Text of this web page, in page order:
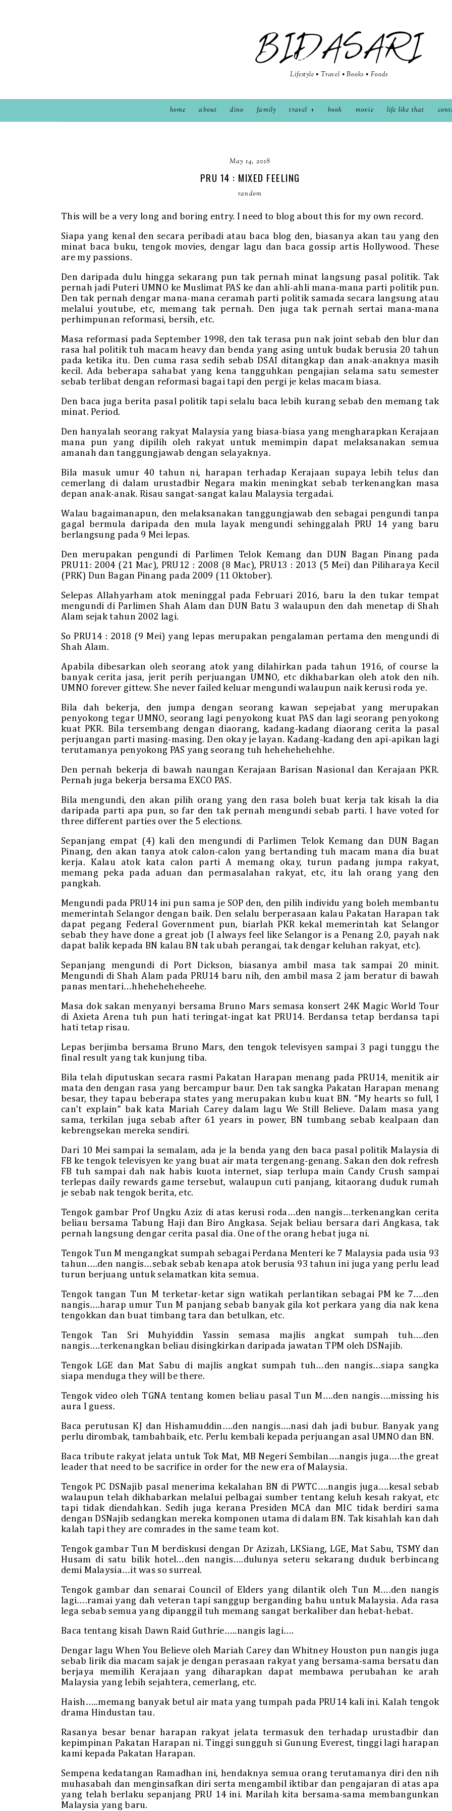
BIDASARI
Lifestyle • Travel • Books • Foods
home about dino family travel book movie life like that
May 14, 2018
PRU 14 : MIXED FEELING
random
This will be a very long and boring entry. I need to blog about this for my own record.
Siapa yang kenal den secara peribadi atau baca blog den, biasanya akan tau yang den
minat baca buku, tengok movies, dengar lagu dan baca gossip artis Hollywood. These
are my passions.
Den daripada dulu hingga sekarang pun tak pernah minat langsung pasal politik. Tak
pernah jadi Puteri UMNO ke Muslimat PAS ke dan ahli-ahli mana-mana parti politik pun.
Den tak pernah dengar mana-mana ceramah parti politik samada secara langsung atau
melalui youtube, etc, memang tak pernah. Den juga tak pernah sertai mana-mana
perhimpunan reformasi, bersih, etc.
Masa reformasi pada September 1998, den tak terasa pun nak joint sebab den blur dan
rasa hal politik tuh macam heavy dan benda yang asing untuk budak berusia 20 tahun
pada ketika itu. Den cuma rasa sedih sebab DSAI ditangkap dan anak-anaknya masih
kecil. Ada beberapa sahabat yang kena tangguhkan pengajian selama satu semester
sebab terlibat dengan reformasi bagai tapi den pergi je kelas macam biasa.
Den baca juga berita pasal politik tapi selalu baca lebih kurang sebab den memang tak
minat. Period.
Den hanyalah seorang rakyat Malaysia yang biasa-biasa yang mengharapkan Kerajaan
mana pun yang dipilih oleh rakyat untuk memimpin dapat melaksanakan semua
amanah dan tanggungjawab dengan selayaknya.
Bila masuk umur 40 tahun ni, harapan terhadap Kerajaan supaya lebih telus dan
cemerlang di dalam urustadbir Negara makin meningkat sebab terkenangkan masa
depan anak-anak. Risau sangat-sangat kalau Malaysia tergadai.
Walau bagaimanapun, den melaksanakan tanggungjawab den sebagai pengundi tanpa
gagal bermula daripada den mula layak mengundi sehinggalah PRU 14 yang baru
berlangsung pada 9 Mei lepas.
Den merupakan pengundi di Parlimen Telok Kemang dan DUN Bagan Pinang pada
PRU11: 2004 (21 Mac), PRU12 : 2008 (8 Mac), PRU13 : 2013 (5 Mei) dan Piliharaya Kecil
(PRK) Dun Bagan Pinang pada 2009 (11 Oktober).
Selepas Allahyarham atok meninggal pada Februari 2016, baru la den tukar tempat
mengundi di Parlimen Shah Alam dan DUN Batu 3 walaupun den dah menetap di Shah
Alam sejak tahun 2002 lagi.
So PRU14 : 2018 (9 Mei) yang lepas merupakan pengalaman pertama den mengundi di
Shah Alam.
Apabila dibesarkan oleh seorang atok yang dilahirkan pada tahun 1916, of course la
banyak cerita jasa, jerit perih perjuangan UMNO, etc dikhabarkan oleh atok den nih.
UMNO forever gittew. She never failed keluar mengundi walaupun naik kerusi roda ye.
Bila dah bekerja, den jumpa dengan seorang kawan sepejabat yang merupakan
penyokong tegar UMNO, seorang lagi penyokong kuat PAS dan lagi seorang penyokong
kuat PKR. Bila tersembang dengan diaorang, kadang-kadang diaorang cerita la pasal
perjuangan parti masing-masing. Den okay je layan. Kadang-kadang den api-apikan lagi
terutamanya penyokong PAS yang seorang tuh hehehehehehhe.
Den pernah bekerja di bawah naungan Kerajaan Barisan Nasional dan Kerajaan PKR.
Pernah juga bekerja bersama EXCO PAS.
Bila mengundi, den akan pilih orang yang den rasa boleh buat kerja tak kisah la dia
daripada parti apa pun, so far den tak pernah mengundi sebab parti. I have voted for
three different parties over the 5 elections.
Sepanjang empat (4) kali den mengundi di Parlimen Telok Kemang dan DUN Bagan
Pinang, den akan tanya atok calon-calon yang bertanding tuh macam mana dia buat
kerja. Kalau atok kata calon parti A memang okay, turun padang jumpa rakyat,
memang peka pada aduan dan permasalahan rakyat, etc, itu lah orang yang den
pangkah.
Mengundi pada PRU14 ini pun sama je SOP den, den pilih individu yang boleh membantu
memerintah Selangor dengan baik. Den selalu berperasaan kalau Pakatan Harapan tak
dapat pegang Federal Government pun, biarlah PKR kekal memerintah kat Selangor
sebab they have done a great job (I always feel like Selangor is a Penang 2.0, payah nak
dapat balik kepada BN kalau BN tak ubah perangai, tak dengar keluhan rakyat, etc).
Sepanjang mengundi di Port Dickson, biasanya ambil masa tak sampai 20 minit.
Mengundi di Shah Alam pada PRU14 baru nih, den ambil masa 2 jam beratur di bawah
panas mentari…hheheheheheehe.
Masa dok sakan menyanyi bersama Bruno Mars semasa konsert 24K Magic World Tour
di Axieta Arena tuh pun hati teringat-ingat kat PRU14. Berdansa tetap berdansa tapi
hati tetap risau.
Lepas berjimba bersama Bruno Mars, den tengok televisyen sampai 3 pagi tunggu the
final result yang tak kunjung tiba.
Bila telah diputuskan secara rasmi Pakatan Harapan menang pada PRU14, menitik air
mata den dengan rasa yang bercampur baur. Den tak sangka Pakatan Harapan menang
besar, they tapau beberapa states yang merupakan kubu kuat BN. “My hearts so full, I
can't explain” bak kata Mariah Carey dalam lagu We Still Believe. Dalam masa yang
sama, terkilan juga sebab after 61 years in power, BN tumbang sebab kealpaan dan
kebrengsekan mereka sendiri.
Dari 10 Mei sampai la semalam, ada je la benda yang den baca pasal politik Malaysia di
FB ke tengok televisyen ke yang buat air mata tergenang-genang. Sakan den dok refresh
FB tuh sampai dah nak habis kuota internet, siap terlupa main Candy Crush sampai
terlepas daily rewards game tersebut, walaupun cuti panjang, kitaorang duduk rumah
je sebab nak tengok berita, etc.
Tengok gambar Prof Ungku Aziz di atas kerusi roda…den nangis…terkenangkan cerita
beliau bersama Tabung Haji dan Biro Angkasa. Sejak beliau bersara dari Angkasa, tak
pernah langsung dengar cerita pasal dia. One of the orang hebat juga ni.
Tengok Tun M mengangkat sumpah sebagai Perdana Menteri ke 7 Malaysia pada usia 93
tahun….den nangis…sebak sebab kenapa atok berusia 93 tahun ini juga yang perlu lead
turun berjuang untuk selamatkan kita semua.
Tengok tangan Tun M terketar-ketar sign watikah perlantikan sebagai PM ke 7….den
nangis….harap umur Tun M panjang sebab banyak gila kot perkara yang dia nak kena
tengokkan dan buat timbang tara dan betulkan, etc.
Tengok Tan Sri Muhyiddin Yassin semasa majlis angkat sumpah tuh….den
nangis….terkenangkan beliau disingkirkan daripada jawatan TPM oleh DSNajib.
Tengok LGE dan Mat Sabu di majlis angkat sumpah tuh…den nangis…siapa sangka
siapa menduga they will be there.
Tengok video oleh TGNA tentang komen beliau pasal Tun M….den nangis….missing his
aura I guess.
Baca perutusan KJ dan Hishamuddin….den nangis….nasi dah jadi bubur. Banyak yang
perlu dirombak, tambahbaik, etc. Perlu kembali kepada perjuangan asal UMNO dan BN.
Baca tribute rakyat jelata untuk Tok Mat, MB Negeri Sembilan….nangis juga….the great
leader that need to be sacrifice in order for the new era of Malaysia.
Tengok PC DSNajib pasal menerima kekalahan BN di PWTC….nangis juga….kesal sebab
walaupun telah dikhabarkan melalui pelbagai sumber tentang keluh kesah rakyat, etc
tapi tidak diendahkan. Sedih juga kerana Presiden MCA dan MIC tidak berdiri sama
dengan DSNajib sedangkan mereka komponen utama di dalam BN. Tak kisahlah kan dah
kalah tapi they are comrades in the same team kot.
Tengok gambar Tun M berdiskusi dengan Dr Azizah, LKSiang, LGE, Mat Sabu, TSMY dan
Husam di satu bilik hotel…den nangis….dulunya seteru sekarang duduk berbincang
demi Malaysia…it was so surreal.
Tengok gambar dan senarai Council of Elders yang dilantik oleh Tun M….den nangis
lagi….ramai yang dah veteran tapi sanggup berganding bahu untuk Malaysia. Ada rasa
lega sebab semua yang dipanggil tuh memang sangat berkaliber dan hebat-hebat.
Baca tentang kisah Dawn Raid Guthrie…..nangis lagi….
Dengar lagu When You Believe oleh Mariah Carey dan Whitney Houston pun nangis juga
sebab lirik dia macam sajak je dengan perasaan rakyat yang bersama-sama bersatu dan
berjaya memilih Kerajaan yang diharapkan dapat membawa perubahan ke arah
Malaysia yang lebih sejahtera, cemerlang, etc.
Haish…..memang banyak betul air mata yang tumpah pada PRU14 kali ini. Kalah tengok
drama Hindustan tau.
Rasanya besar benar harapan rakyat jelata termasuk den terhadap urustadbir dan
kepimpinan Pakatan Harapan ni. Tinggi sungguh si Gunung Everest, tinggi lagi harapan
kami kepada Pakatan Harapan.
Sempena kedatangan Ramadhan ini, hendaknya semua orang terutamanya diri den nih
muhasabah dan menginsafkan diri serta mengambil iktibar dan pengajaran di atas apa
yang telah berlaku sepanjang PRU 14 ini. Marilah kita bersama-sama membangunkan
Malaysia yang baru.